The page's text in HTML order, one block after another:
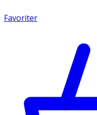
Favoriter